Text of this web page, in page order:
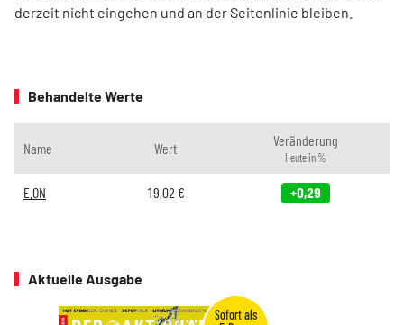
derzeit nicht eingehen und an der Seitenlinie bleiben.
Behandelte Werte
Name Wert Veränderung
Heute in %
E.ON 19,02 € +0,29
Aktuelle Ausgabe